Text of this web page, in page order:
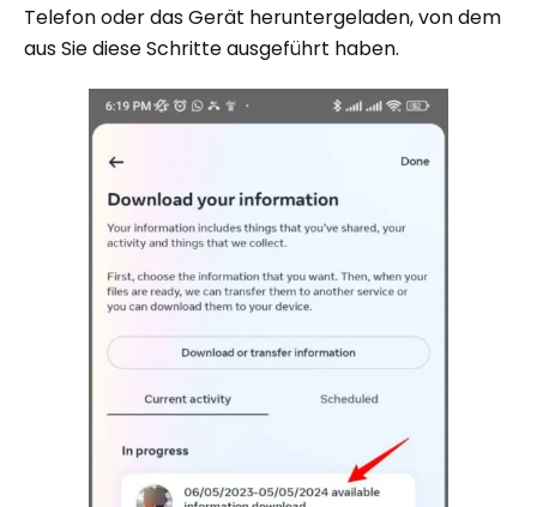
Telefon oder das Gerät heruntergeladen, von dem
aus Sie diese Schritte ausgeführt haben.